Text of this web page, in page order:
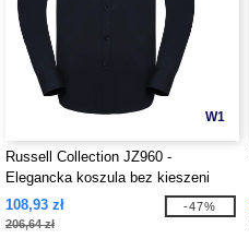
W1
Russell Collection JZ960 -
Elegancka koszula bez kieszeni
108,93 zł
206,64 zł
-47%